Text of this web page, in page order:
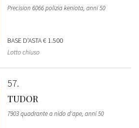
Precision 6066 polizia keniota, anni 50
BASE D'ASTA€ 1.500
Lotto chiuso
57
TUDOR
7903 quadrante a nido d'ape, anni 50